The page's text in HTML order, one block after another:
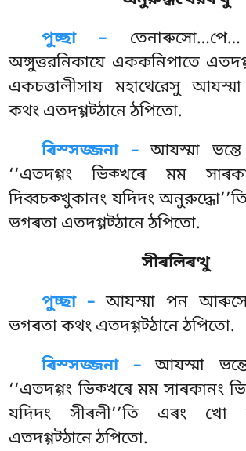
পুচ্ছা –
অঙ্গুত্তরনিকাযে এককনিপাতে
একচত্তালীসায মহাথেরেসু
কথং এতদগ্গট্ঠানে ঠপিতো.
ৰিস্সজ্জনা –আযস্মা
‘‘এতদগ্গং ভিক্খৰে মম
দিব্বচক্খুকানং যদিদং
ভগৰতা এতদগ্গট্ঠানে ঠপিতো.
সীৰলিৰত্থু
পুচ্ছা –আযস্মা পন আৰুসো
ভগৰতা কথং এতদগ্গট্ঠানে ঠপিতো.
ৰিস্সজ্জনা –আযস্মা ভন্তে
‘‘এতদগ্গং ভিক্খৰে মম সাৰকানং
যদিদং সীৰলী’’তি এৰং খো
এতদগ্গট্ঠানে ঠপিতো.